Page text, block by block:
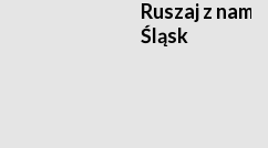
Ruszaj z
Śląsk